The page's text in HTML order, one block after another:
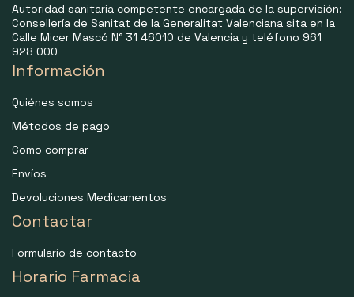
Autoridad sanitaria competente encargada de la supervisión:
Consellería de Sanitat de la Generalitat Valenciana sita en la
Calle Micer Mascó N° 31 46010 de Valencia y teléfono 961
928 000
Información
Quiénes somos
Métodos de pago
Como comprar
Envíos
Devoluciones Medicamentos
Contactar
Formulario de contacto
Horario Farmacia